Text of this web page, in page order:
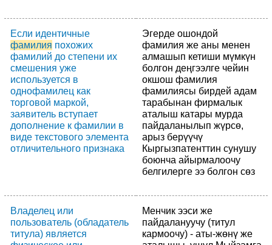
Если идентичные
фамилия похожих
фамилий до степени их
смешения уже
используется в
однофамилец как
торговой маркой,
заявитель вступает
дополнение к фамилии в
виде текстового элемента
отличительного признака
Эгерде ошондой
фамилия же аны менен
алмашып кетиши мүмкүн
болгон деңгээлге чейин
окшош фамилия
фамилиясы бирдей адам
тарабынан фирмалык
аталыш катары мурда
пайдаланылып жүрсө,
арыз берүүчү
Кыргызпатенттин сунушу
боюнча айырмалоочу
белгилерге ээ болгон сөз
Владелец или
пользователь (обладатель
титула) является
Менчик ээси же
пайдалануучу (титул
кармоочу) - аты-жөнү же